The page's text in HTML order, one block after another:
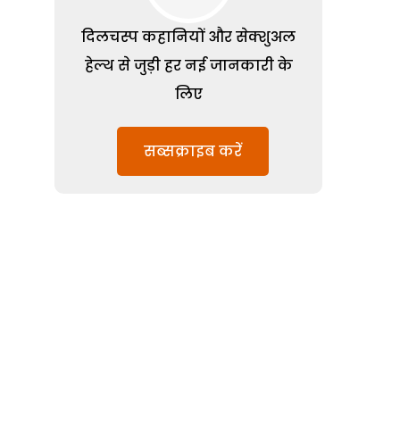
दिलचस्प कहानियों और सेक्शुअल
हेल्थ से जुड़ी हर नई जानकारी के
लिए
सब्सक्राइब करें